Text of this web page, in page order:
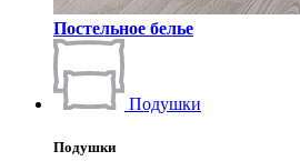
Постельное белье
Подушки
Подушки